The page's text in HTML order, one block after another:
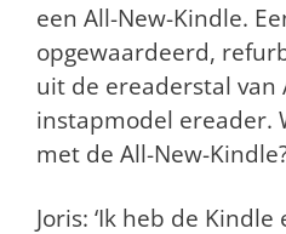
een All-New-Kindle.
opgewaardeerd,
uit de ereaderstal van
instapmodel ereader.
met de All-New-
Joris: ‘Ik heb de